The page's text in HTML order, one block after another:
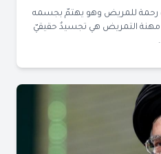
رحمة للمريض وهو يهتمّ بجسمه
مهنة التمريض هي تجسيدٌ حقيقيّ